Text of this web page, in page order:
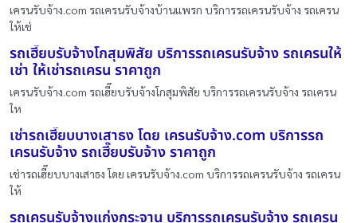
เครนรับจ้าง.com รถเครนรับจ้างบ้านแพรก บริการรถเครนรับจ้าง รถเครน
ให้เช่
รถเฮี๊ยบรับจ้างโกสุมพิสัย บริการรถเครนรับจ้าง รถเครนให้
เช่า ให้เช่ารถเครน ราคาถูก
เครนรับจ้าง.com รถเฮี๊ยบรับจ้างโกสุมพิสัย บริการรถเครนรับจ้าง รถเครน
ให
เช่ารถเฮี๊ยบบางเสาธง โดย เครนรับจ้าง.com บริการรถ
เครนรับจ้าง รถเฮี๊ยบรับจ้าง ราคาถูก
เช่ารถเฮี๊ยบบางเสาธง โดย เครนรับจ้าง.com บริการรถเครนรับจ้าง รถเครน
ให้
รถเครนรับจ้างแก่งกระจาน บริการรถเครนรับจ้าง รถเครน